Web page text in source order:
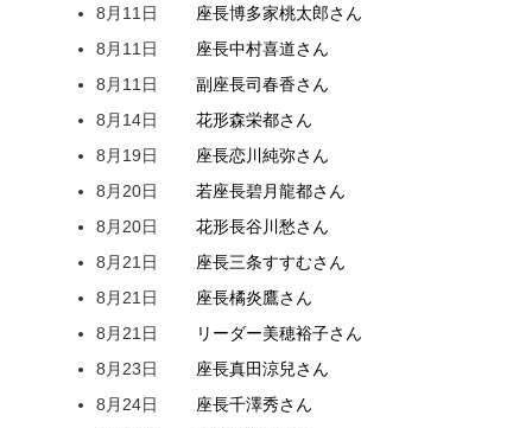
8月11日
座長博多家桃太郎さん
8月11日
座長中村喜道さん
8月11日
副座長司春香さん
8月14日
花形森栄都さん
8月19日
座長恋川純弥さん
8月20日
若座長碧月龍都さん
8月20日
花形長谷川愁さん
8月21日
座長三条すすむさん
8月21日
座長橘炎鷹さん
8月21日
リーダー美穂裕子さん
8月23日
座長真田涼兒さん
8月24日
座長千澤秀さん